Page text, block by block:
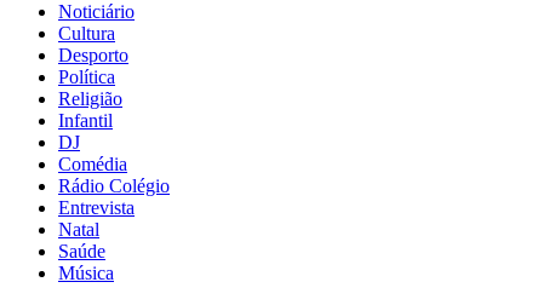
Noticiário
Cultura
Desporto
Política
Religião
Infantil
DJ
Comédia
Rádio Colégio
Entrevista
Natal
Saúde
Música